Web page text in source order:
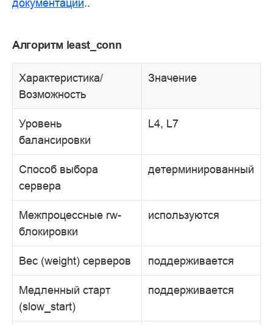
документации..
Алгоритм least_conn
Характеристика/
Возможность
Значение
Уровень
балансировки
L4, L7
Способ выбора
сервера
детерминированный
Межпроцессные rw-
блокировки
используются
Вес (weight) серверов поддерживается
Медленный старт
(slow_start)
поддерживается